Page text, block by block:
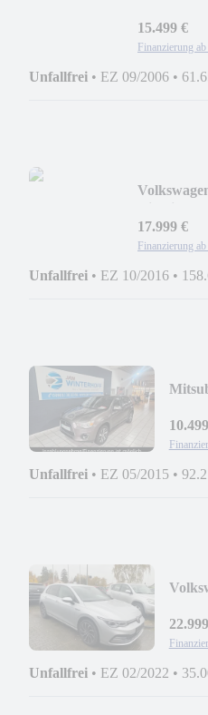
15.499 €
Finanzierung ab
Unfallfrei • EZ 09/2006 •
17.999 €
Finanzierung ab
Unfallfrei • EZ 10/2016 •
Unfallfrei • EZ 05/2015 •
Unfallfrei • EZ 02/2022 •